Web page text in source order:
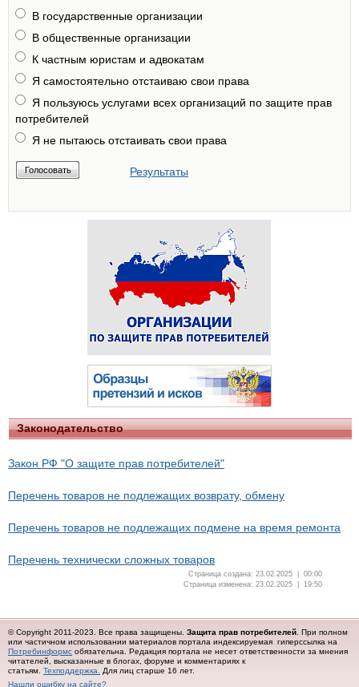
В государственные организации
В общественные организации
К частным юристам и адвокатам
Я самостоятельно отстаиваю свои права
Я пользуюсь услугами всех организаций по защите прав
потребителей
Я не пытаюсь отстаивать свои права
Результаты
Законодательство
Закон РФ "О защите прав потребителей"
Перечень товаров не подлежащих возврату, обмену
Перечень товаров не подлежащих подмене на время ремонта
Перечень технически сложных товаров
Страница создана: 23.02.2025 | 00:00
Страница изменена: 23.02.2025 | 19:50
© Copyright 2011-2023. Все права защищены. Защита прав потребителей . При полном
или частичном использовании материалов портала индексируемая гиперссылка на
Потребинформс обязательна. Редакция портала не несет ответственности за мнения
читателей, высказанные в блогах, форуме и комментариях к
статьям. Техподдержка.
Для лиц старше 16 лет.
Нашли ошибку на сайте?